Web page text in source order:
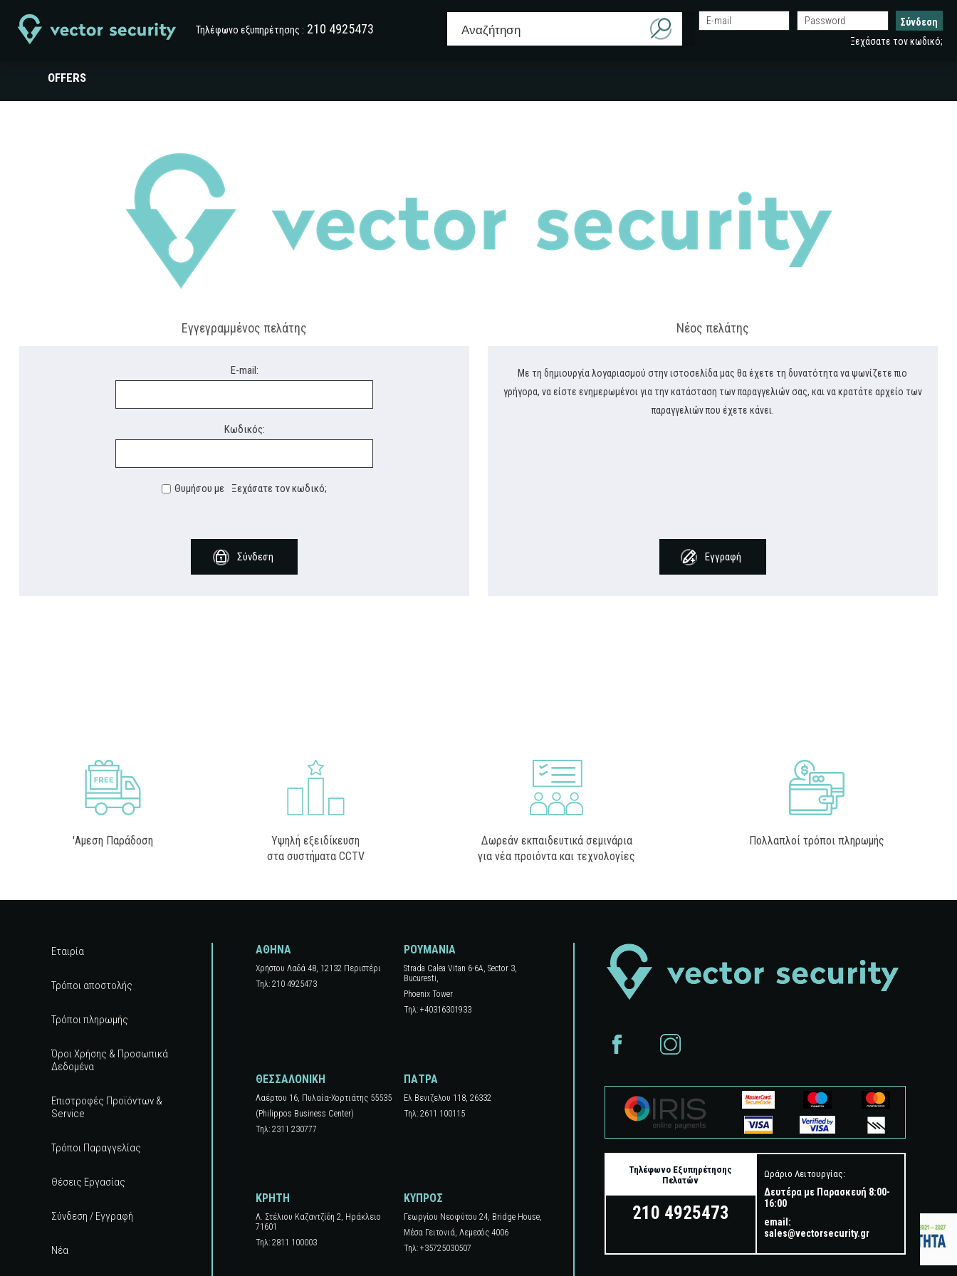
Τηλέφωνο εξυπηρέτησης : 210 4925473
Ξεχάσατε τον κωδικό;
OFFERS
Εγγεγραμμένος πελάτης
E-mail:
Κωδικός:
Θυμήσου με Ξεχάσατε τον κωδικό;
Σύνδεση
Νέος πελάτης
Με τη δημιουργία λογαριασμού στην ιστοσελίδα μας θα έχετε τη δυνατότητα να ψωνίζετε πιο
γρήγορα, να είστε ενημερωμένοι για την κατάσταση των παραγγελιών σας, και να κρατάτε αρχείο των
παραγγελιών που έχετε κάνει.
Εγγραφή
'Αμεση Παράδοση
Υψηλή εξειδίκευση
στα συστήματα CCTV
Δωρεάν εκπαιδευτικά σεμινάρια
για νέα προιόντα και τεχνολογίες
Πολλαπλοί τρόποι πληρωμής
Εταιρία
Τρόποι αποστολής
Τρόποι πληρωμής
Όροι Χρήσης & Προσωπικά
Δεδομένα
Επιστροφές Προϊόντων &
Service
Τρόποι Παραγγελίας
Θέσεις Εργασίας
Σύνδεση / Εγγραφή
Νέα
ΑΘΗΝΑ
Χρήστου Λαδά 48, 12132 Περιστέρι
Τηλ: 210 4925473
ΚΡΗΤΗ
Λ. Στέλιου Καζαντζίδη 2, Ηράκλειο
71601
Τηλ: 2811 100003
ΚΥΠΡΟΣ
Γεωργίου Νεοφύτου 24, Βridge Ηouse,
Μέσα Γειτονιά, Λεμεσός 4006
Τηλ: +35725030507
ΡΟΥΜΑΝΙΑ
Strada Calea Vitan 6-6A, Sector 3,
Bucuresti,
Phoenix Tower
Τηλ: +40316301933
ΘΕΣΣΑΛΟΝΙΚΗ
Λαέρτου 16, Πυλαία-Χορτιάτης 55535
(Philippos Business Center)
Τηλ: 2311 230777
ΠΑΤΡΑ
Ελ Βενιζελου 118, 26332
Τηλ: 2611 100115
Τηλέφωνο Εξυπηρέτησης
Πελατών
210 4925473
Ωράριο Λειτουργίας:
Δευτέρα με Παρασκευή 8:00-
16:00
email:
sales@vectorsecurity.gr